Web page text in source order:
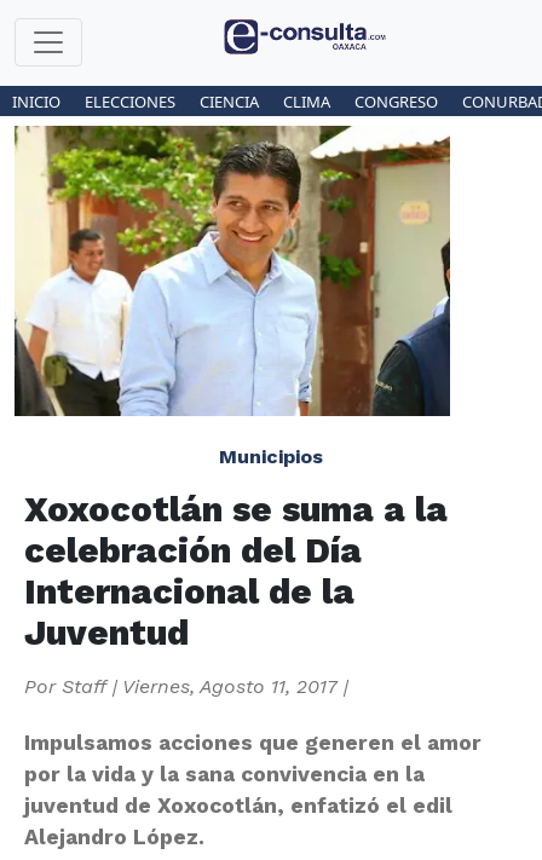
INICIO ELECCIONES CIENCIA CLIMA CONGRESO
Municipios
Xoxocotlán se suma a la
celebración del Día
Internacional de la
Juventud
Por Staff| Viernes, Agosto 11, 2017|
Impulsamos acciones que generen el amor
por la vida y la sana convivencia en la
juventud de Xoxocotlán, enfatizó el edil
Alejandro López.